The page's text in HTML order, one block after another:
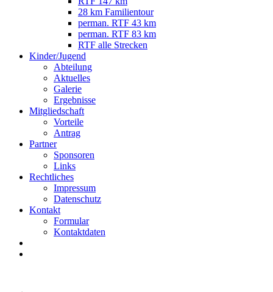
28 km Familientour
perman. RTF 43 km
perman. RTF 83 km
RTF alle Strecken
Kinder/Jugend
Abteilung
Aktuelles
Galerie
Ergebnisse
Mitgliedschaft
Vorteile
Antrag
Partner
Sponsoren
Links
Rechtliches
Impressum
Datenschutz
Kontakt
Formular
Kontaktdaten